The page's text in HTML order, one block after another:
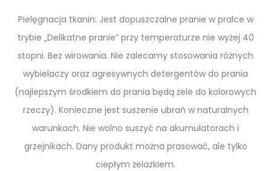
Pielęgnacja tkanin: Jest dopuszczalne pranie w pralce w
trybie „Delikatne pranie” przy temperaturze nie wyżej 40
stopni. Bez wirowania. Nie zalecamy stosowania różnych
wybielaczy oraz agresywnych detergentów do prania
(najlepszym środkiem do prania będą żele do kolorowych
rzeczy). Konieczne jest suszenie ubrań w naturalnych
warunkach. Nie wolno suszyć na akumulatorach i
grzejnikach. Dany produkt można prasować, ale tylko
ciepłym żelazkiem.